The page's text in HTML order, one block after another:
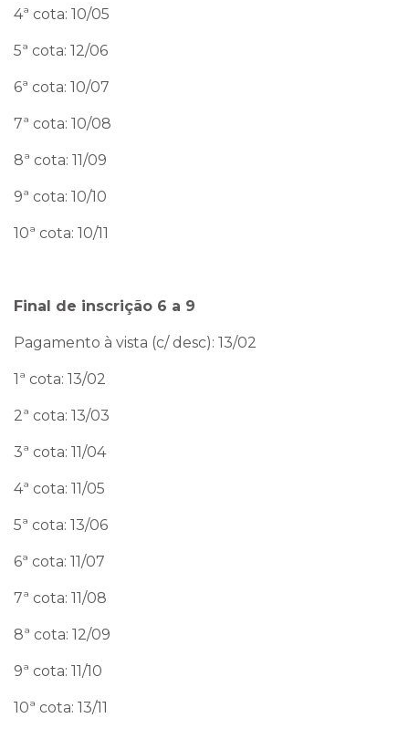
4ª cota: 10/05
5ª cota: 12/06
6ª cota: 10/07
7ª cota: 10/08
8ª cota: 11/09
9ª cota: 10/10
10ª cota: 10/11
Final de inscrição 6 a 9
Pagamento à vista (c/ desc): 13/02
1ª cota: 13/02
2ª cota: 13/03
3ª cota: 11/04
4ª cota: 11/05
5ª cota: 13/06
6ª cota: 11/07
7ª cota: 11/08
8ª cota: 12/09
9ª cota: 11/10
10ª cota: 13/11